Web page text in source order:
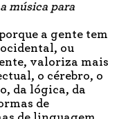
música para
a gente tem
ou
valoriza mais
o cérebro, o
da lógica, da
de